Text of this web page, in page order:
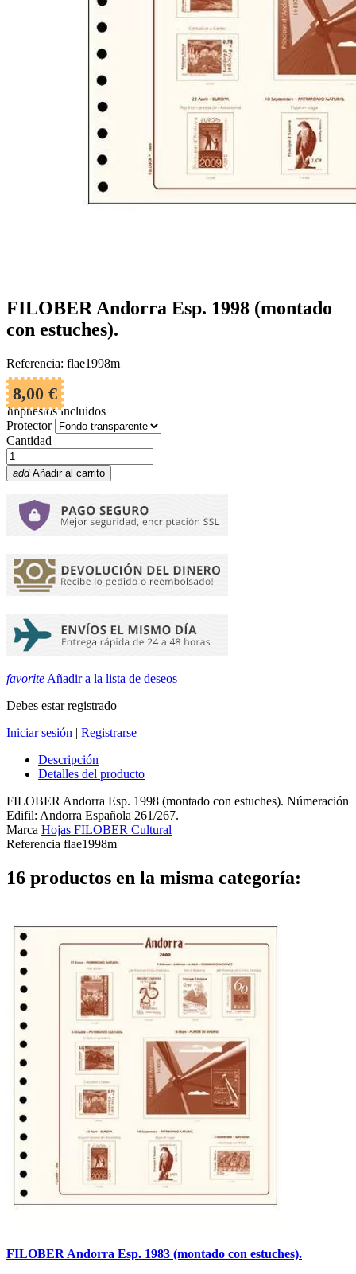
FILOBER Andorra Esp. 1998 (montado
con estuches).
Referencia: flae1998m
8,00 €
Impuestos incluidos
Protector
Cantidad
add Añadir al carrito
favorite Añadir a la lista de deseos
Debes estar registrado
Iniciar sesión | Registrarse
Descripción
Detalles del producto
FILOBER Andorra Esp. 1998 (montado con estuches). Númeración
Edifil: Andorra Española 261/267.
Marca Hojas FILOBER Cultural
Referencia flae1998m
16 productos en la misma categoría:
FILOBER Andorra Esp. 1983 (montado con estuches).